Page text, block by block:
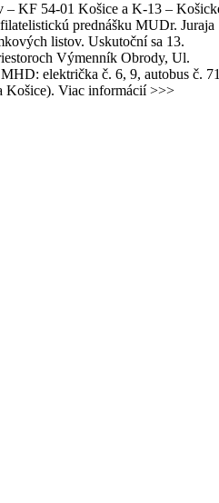
– KF 54-01 Košice a K-13 –
prednášku MUDr. Juraja
listov. Uskutoční sa 13.
Výmenník Obrody, Ul.
električka č. 6, 9, autobus č.
Košice). Viac informácií >>>